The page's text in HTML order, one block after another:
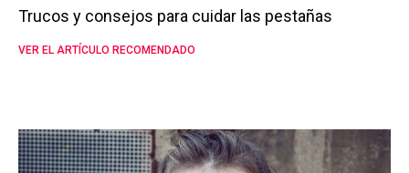
Trucos y consejos para cuidar las pestañas
VER EL ARTÍCULO RECOMENDADO